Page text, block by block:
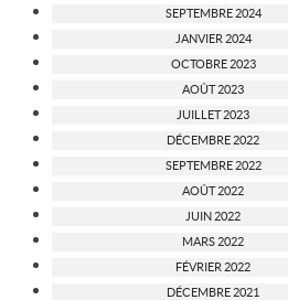
SEPTEMBRE 2024
JANVIER 2024
OCTOBRE 2023
AOÛT 2023
JUILLET 2023
DÉCEMBRE 2022
SEPTEMBRE 2022
AOÛT 2022
JUIN 2022
MARS 2022
FÉVRIER 2022
DÉCEMBRE 2021